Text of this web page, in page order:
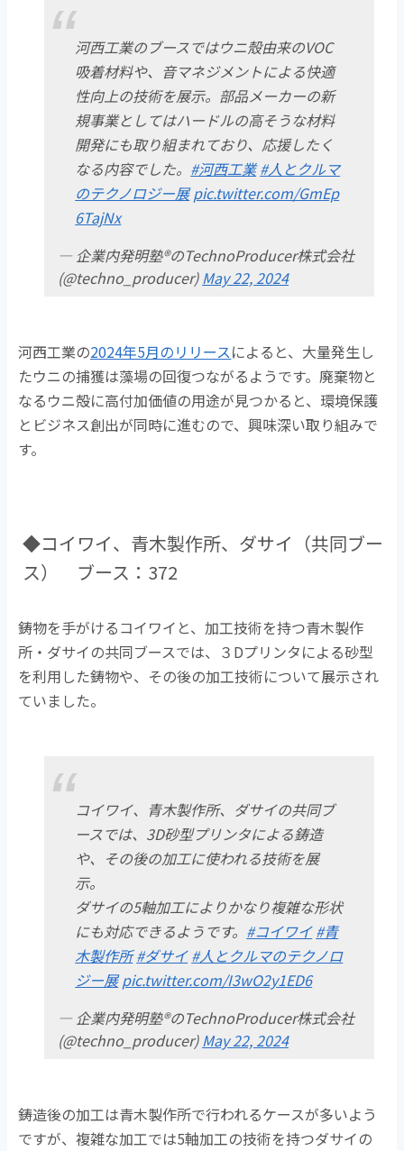
河西工業のブースではウニ殼由来のVOC
吸着材料や、音マネジメントによる快適
性向上の技術を展示。部品メーカーの新
規事業としてはハードルの高そうな材料
開発にも取り組まれており、応援したく
なる内容でした。 #河西工業 #人とクルマ
のテクノロジー展 pic.twitter.com/GmEp
6TajNx
— 企業内発明塾®のTechnoProducer株式会社
(@techno_producer)May 22, 2024
河西工業の2024年5月のリリースによると、大量発生し
たウニの捕獲は藻場の回復つながるようです。廃棄物と
なるウニ殻に高付加価値の用途が見つかると、環境保護
とビジネス創出が同時に進むので、興味深い取り組みで
す。
◆コイワイ、青木製作所、ダサイ（共同ブー
ス） ブース：372
鋳物を手がけるコイワイと、加工技術を持つ青木製作
所・ダサイの共同ブースでは、３Dプリンタによる砂型
を利用した鋳物や、その後の加工技術について展示され
ていました。
コイワイ、青木製作所、ダサイの共同ブ
ースでは、3D砂型プリンタによる鋳造
や、その後の加工に使われる技術を展
示。
ダサイの5軸加工によりかなり複雑な形状
にも対応できるようです。 #コイワイ #青
木製作所 #ダサイ #人とクルマのテクノロ
ジー展 pic.twitter.com/I3wO2y1ED6
— 企業内発明塾®のTechnoProducer株式会社
(@techno_producer)May 22, 2024
鋳造後の加工は青木製作所で行われるケースが多いよう
ですが、複雑な加工では5軸加工の技術を持つダサイの